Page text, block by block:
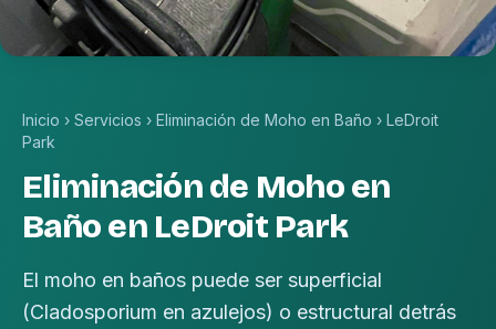
Inicio › Servicios › Eliminación de Moho en Baño › LeDroit
Park
Eliminación de Moho en
Baño en LeDroit Park
El moho en baños puede ser superficial
(Cladosporium en azulejos) o estructural detrás